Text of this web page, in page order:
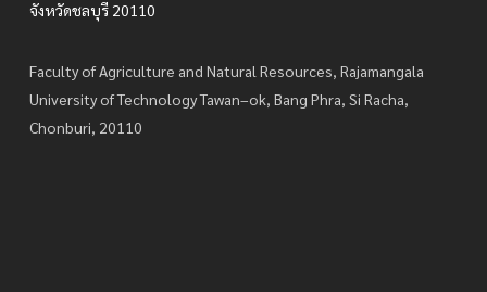
Video Student Activities Faculty of Agriculture and